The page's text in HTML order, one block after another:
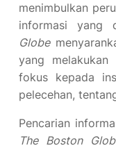
menimbulkan
informasi yang
Globe
yang melakukan
fokus kepada
pelecehan,
Pencarian
The Boston